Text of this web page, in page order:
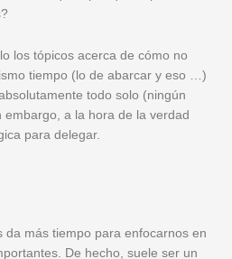
los tópicos acerca de cómo no
tiempo (lo de abarcar y eso …)
todo solo (ningún
a la hora de la verdad
para delegar.
da más tiempo para enfocarnos en
De hecho, suele ser un